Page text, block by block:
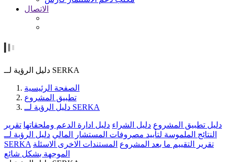
الاتصال
دليل الرؤية لــ SERKA
الصفحة الرئيسية
تطبيق المشروع
دليل الرؤية لــ SERKA
دليل تطبيق المشروع دليل الشراء دليل ادارة الدعم وملحقاتها تقرير
النتائج الملموسة لتأييد مصروفات المستشار المالي دليل الرؤية لــ
SERKA
تقرير التقييم ما بعد المشروع المستندات الاخرى الاسئلة
الموجهة بشكل شائع